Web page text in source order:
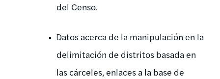
del Censo.
Datos acerca de la manipulación en la
delimitación de distritos basada en
las cárceles, enlaces a la base de